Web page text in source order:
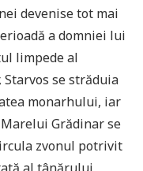
devenise tot mai
a domniei lui
limpede al
se străduia
monarhului, iar
Grădinar se
zvonul potrivit